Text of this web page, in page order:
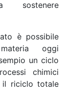
sostenere
è possibile
oggi
un ciclo
chimici
il riciclo totale